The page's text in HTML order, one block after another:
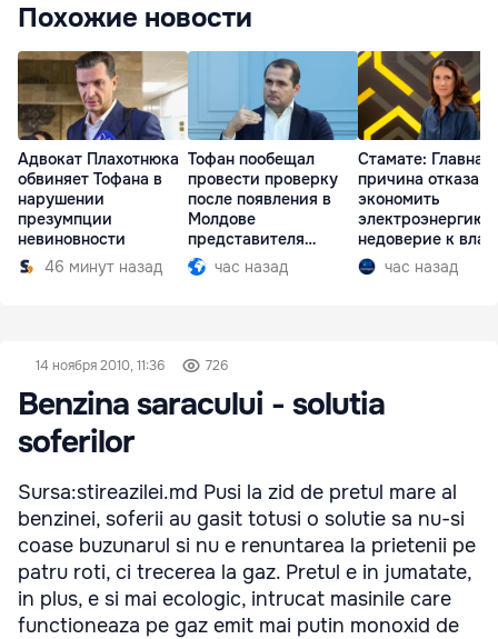
Похожие новости
Адвокат Плахотнюка
обвиняет Тофана в
нарушении
презумпции
невиновности
46 минут назад
Тофан пообещал
провести проверку
после появления в
Молдове
представителя
Южной Осетии
час назад
Стамате: Главная
причина отказа
экономить
электроэнергию
недоверие к
час назад
14 ноября 2010, 11:36 726
Benzina saracului - solutia
soferilor
Sursa:stireazilei.md Pusi la zid de pretul mare al
benzinei, soferii au gasit totusi o solutie sa nu-si
coase buzunarul si nu e renuntarea la prietenii pe
patru roti, ci trecerea la gaz. Pretul e in jumatate,
in plus, e si mai ecologic, intrucat masinile care
functioneaza pe gaz emit mai putin monoxid de